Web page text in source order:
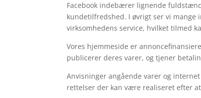
Facebook indebærer lignende
kundetilfredshed. I øvrigt ser vi
virksomhedens service, hvilket tilmed
Vores hjemmeside er
publicerer deres varer, og tjener
Anvisninger angående varer og
rettelser der kan være realiseret efter